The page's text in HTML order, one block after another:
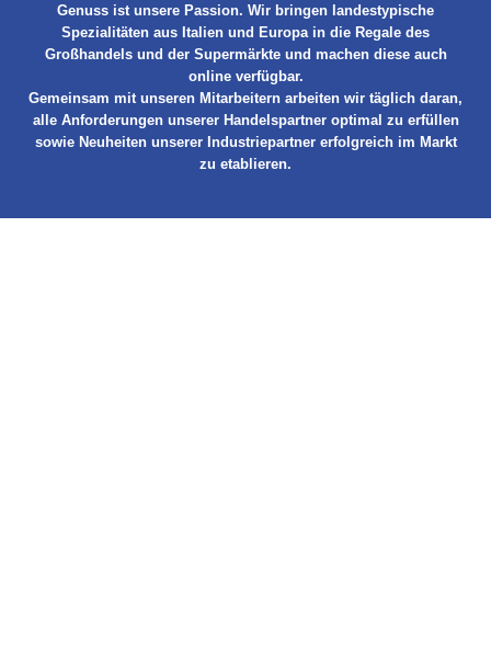
Genuss ist unsere Passion. Wir bringen landestypische
Spezialitäten aus Italien und Europa in die Regale des
Großhandels und der Supermärkte und machen diese auch
online verfügbar.
Gemeinsam mit unseren Mitarbeitern arbeiten wir täglich daran,
alle Anforderungen unserer Handelspartner optimal zu erfüllen
sowie Neuheiten unserer Industriepartner erfolgreich im Markt
zu etablieren.